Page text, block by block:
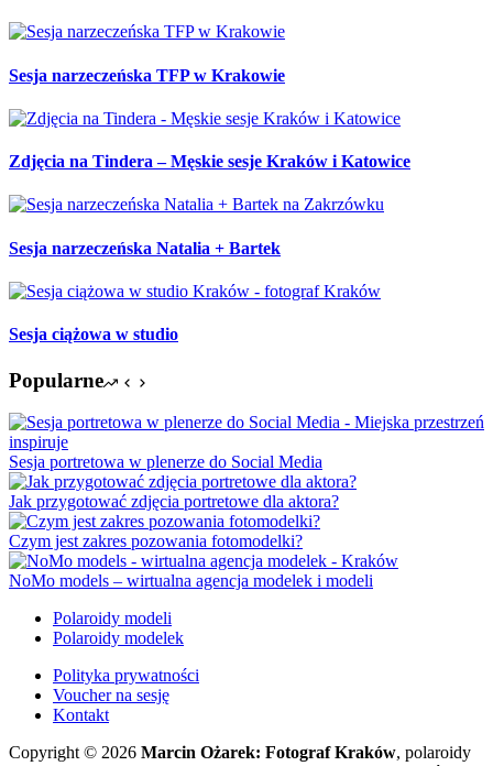
Sesja narzeczeńska TFP w Krakowie
Zdjęcia na Tindera – Męskie sesje Kraków i Katowice
Sesja narzeczeńska Natalia + Bartek
Sesja ciążowa w studio
Popularne
Sesja portretowa w plenerze do Social Media
Jak przygotować zdjęcia portretowe dla aktora?
Czym jest zakres pozowania fotomodelki?
NoMo models – wirtualna agencja modelek i modeli
Polaroidy modeli
Polaroidy modelek
Polityka prywatności
Voucher na sesję
Kontakt
Copyright © 2026 Marcin Ożarek: Fotograf Kraków, polaroidy